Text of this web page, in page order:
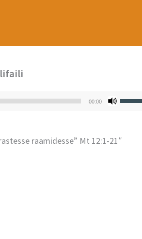
00:00
raamidesse” Mt 12:1-21″